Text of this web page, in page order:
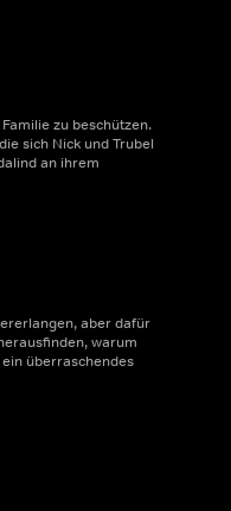
zu beschützen.
sich Nick und Trubel
an ihrem
aber dafür
warum
überraschendes